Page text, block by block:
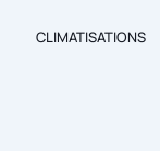
CLIMATISATIONS